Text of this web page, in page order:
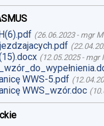
(26.06.2023- mgr
(
(12.05.2025- mgr
WWS-5.pdf (
WWS_wzór.doc (